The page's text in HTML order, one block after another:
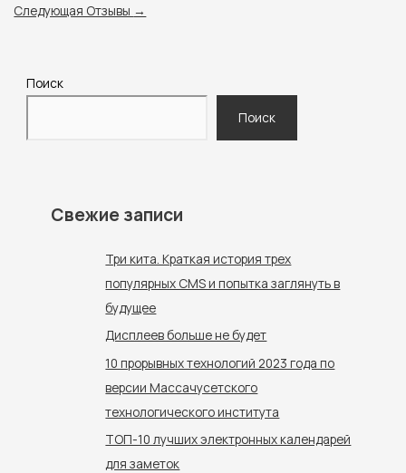
Следующая Отзывы →
Поиск
Поиск
Свежие записи
Три кита. Краткая история трех
популярных CMS и попытка заглянуть в
будущее
Дисплеев больше не будет
10 прорывных технологий 2023 года по
версии Массачусетского
технологического института
ТОП-10 лучших электронных календарей
для заметок